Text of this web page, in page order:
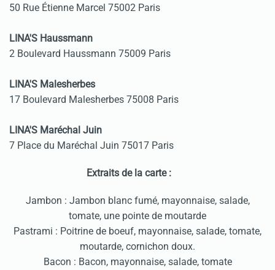
50 Rue Étienne Marcel 75002 Paris
LINA'S Haussmann
2 Boulevard Haussmann 75009 Paris
LINA'S Malesherbes
17 Boulevard Malesherbes 75008 Paris
LINA'S Maréchal Juin
7 Place du Maréchal Juin 75017 Paris
Extraits de la carte :
Jambon : Jambon blanc fumé, mayonnaise, salade,
tomate, une pointe de moutarde
Pastrami : Poitrine de boeuf, mayonnaise, salade, tomate,
moutarde, cornichon doux.
Bacon : Bacon, mayonnaise, salade, tomate